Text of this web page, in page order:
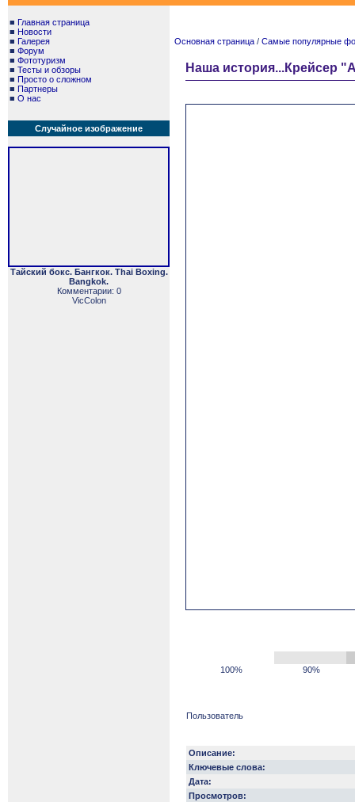
■ Главная страница
■ Новости
■ Галерея
■ Форум
■ Фототуризм
■ Тесты и обзоры
■ Просто о сложном
■ Партнеры
■ О нас
Случайное изображение
Тайский бокс. Бангкок. Thai Boxing.
Bangkok.
Комментарии: 0
VicColon
Основная страница / Самые популярные
Наша история...Крейсер
100% 90%
Пользователь
Описание:
Ключевые слова:
Дата:
Просмотров: